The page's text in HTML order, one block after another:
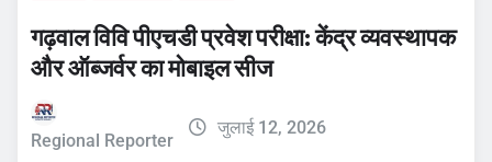
गढ़वाल विवि पीएचडी प्रवेश परीक्षा: केंद्र व्यवस्थापक
और ऑब्जर्वर का मोबाइल सीज
Regional Reporter
जुलाई 12, 2026